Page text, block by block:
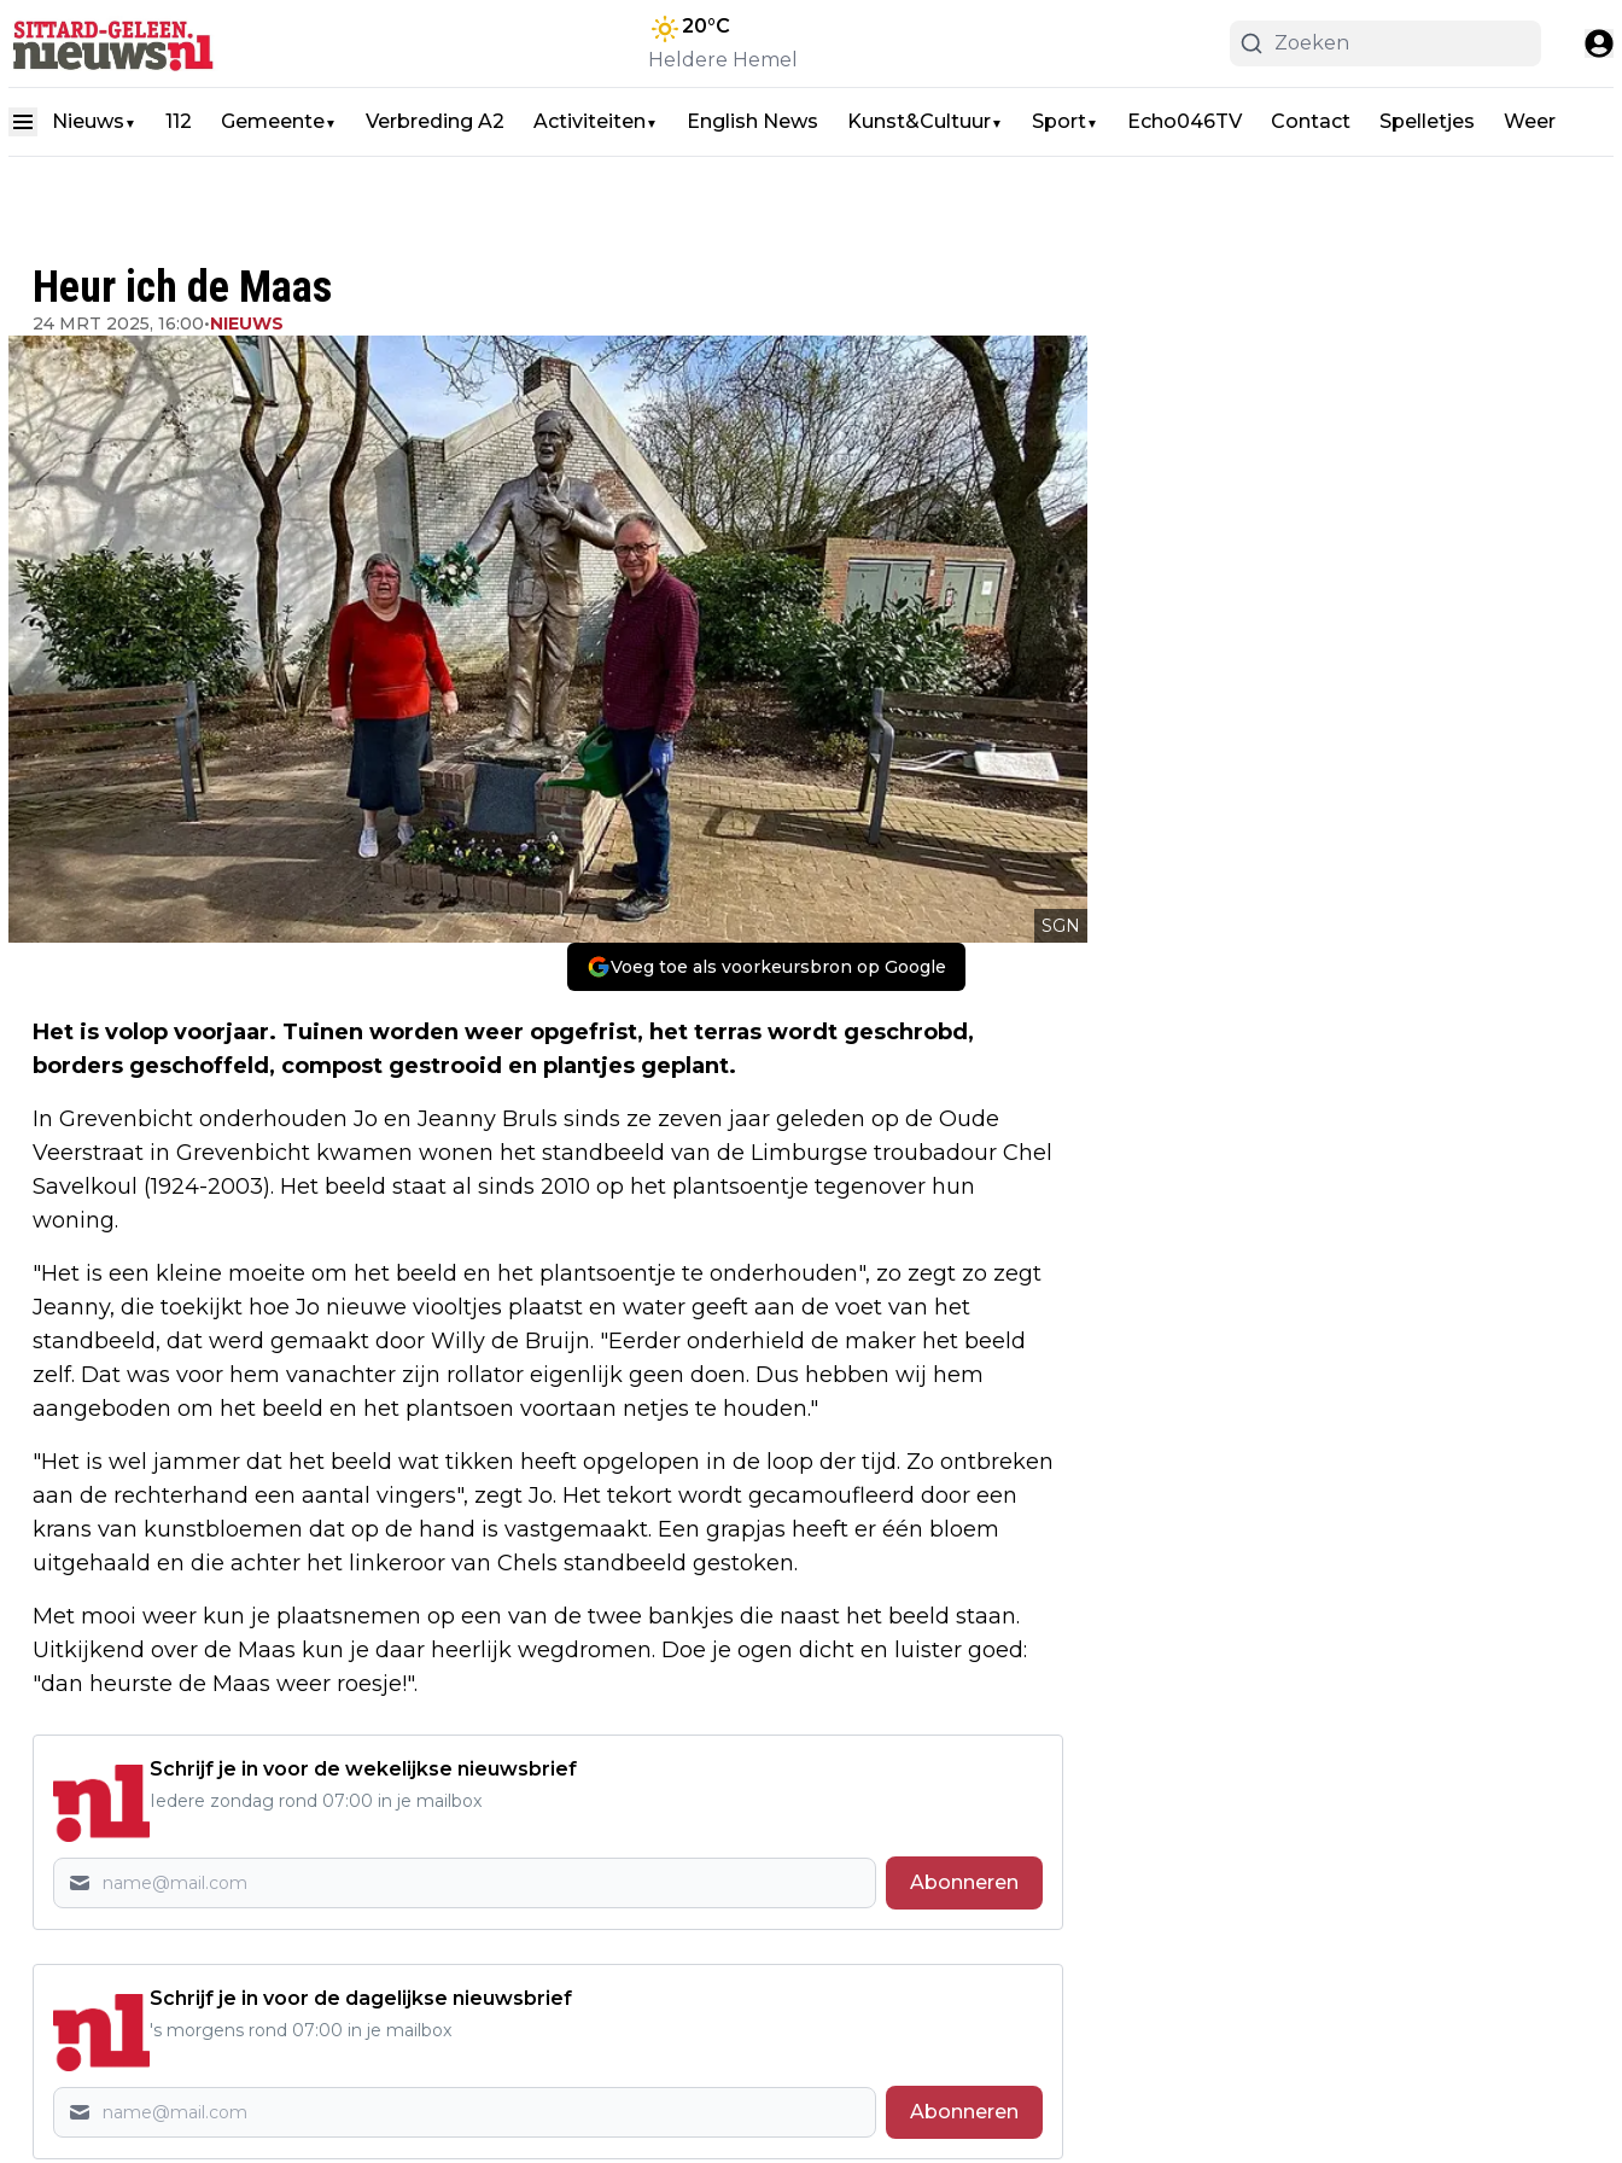
20°C
Heldere Hemel
Nieuws ▼ 112 Gemeente▼ Verbreding A2 Activiteiten ▼ English News Kunst&Cultuur▼ Sport▼ Echo046TV Contact Spelletjes Weer
Heur ich de Maas
24 MRT 2025, 16:00•NIEUWS
SGN
Voeg toe als voorkeursbron op Google
Het is volop voorjaar. Tuinen worden weer opgefrist, het terras wordt geschrobd,
borders geschoffeld, compost gestrooid en plantjes geplant.
In Grevenbicht onderhouden Jo en Jeanny Bruls sinds ze zeven jaar geleden op de Oude
Veerstraat in Grevenbicht kwamen wonen het standbeeld van de Limburgse troubadour Chel
Savelkoul (1924-2003). Het beeld staat al sinds 2010 op het plantsoentje tegenover hun
woning.
"Het is een kleine moeite om het beeld en het plantsoentje te onderhouden", zo zegt zo zegt
Jeanny, die toekijkt hoe Jo nieuwe viooltjes plaatst en water geeft aan de voet van het
standbeeld, dat werd gemaakt door Willy de Bruijn. "Eerder onderhield de maker het beeld
zelf. Dat was voor hem vanachter zijn rollator eigenlijk geen doen. Dus hebben wij hem
aangeboden om het beeld en het plantsoen voortaan netjes te houden."
"Het is wel jammer dat het beeld wat tikken heeft opgelopen in de loop der tijd. Zo ontbreken
aan de rechterhand een aantal vingers", zegt Jo. Het tekort wordt gecamoufleerd door een
krans van kunstbloemen dat op de hand is vastgemaakt. Een grapjas heeft er één bloem
uitgehaald en die achter het linkeroor van Chels standbeeld gestoken.
Met mooi weer kun je plaatsnemen op een van de twee bankjes die naast het beeld staan.
Uitkijkend over de Maas kun je daar heerlijk wegdromen. Doe je ogen dicht en luister goed:
"dan heurste de Maas weer roesje!".
Schrijf je in voor de wekelijkse nieuwsbrief
Iedere zondag rond 07:00 in je mailbox
Abonneren
Schrijf je in voor de dagelijkse nieuwsbrief
's morgens rond 07:00 in je mailbox
Abonneren